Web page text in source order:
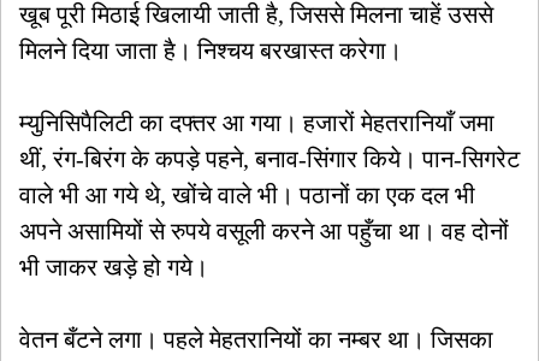
खूब पूरी मिठाई खिलायी जाती है, जिससे मिलना चाहें उससे
मिलने दिया जाता है। निश्चय बरखास्त करेगा।
म्युनिसिपैलिटी का दफ्तर आ गया। हजारों मेहतरानियाँ जमा
थीं, रंग-बिरंग के कपड़े पहने, बनाव-सिंगार किये। पान-सिगरेट
वाले भी आ गये थे, खोंचे वाले भी। पठानों का एक दल भी
अपने असामियों से रुपये वसूली करने आ पहुँचा था। वह दोनों
भी जाकर खड़े हो गये।
वेतन बँटने लगा। पहले मेहतरानियों का नम्बर था। जिसका